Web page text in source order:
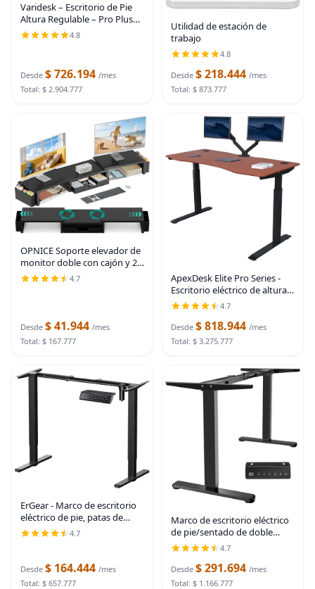
Varidesk – Escritorio de Pie
Altura Regulable – Pro Plus
36, Negro
4.8
Desde $ 726.194 /mes
Total: $ 2.904.777
Utilidad de estación de
trabajo
4.8
Desde $ 218.444 /mes
Total: $ 873.777
OPNICE Soporte elevador de
monitor doble con cajón y 2
soportes para bolígrafos,
organizador de escritorio
4.7
Desde $ 41.944 /mes
Total: $ 167.777
ApexDesk Elite Pro Series -
Escritorio eléctrico de altura
ajustable de 60 x 27
pulgadas, escritorio de
oficina en casa, escritorio de
computadora,
4.7
Desde $ 818.944 /mes
Total: $ 3.275.777
ErGear - Marco de escritorio
eléctrico de pie, patas de
mesa ajustables en altura con
4 configuraciones de altura
escritorio
4.7
Desde $ 164.444 /mes
Total: $ 657.777
Marco de escritorio eléctrico
de pie/sentado de doble
motor resistente VIVO,
capacidad de 220 libras para
superficies de hasta 85" x 43",
solo marco
4.7
Desde $ 291.694 /mes
Total: $ 1.166.777